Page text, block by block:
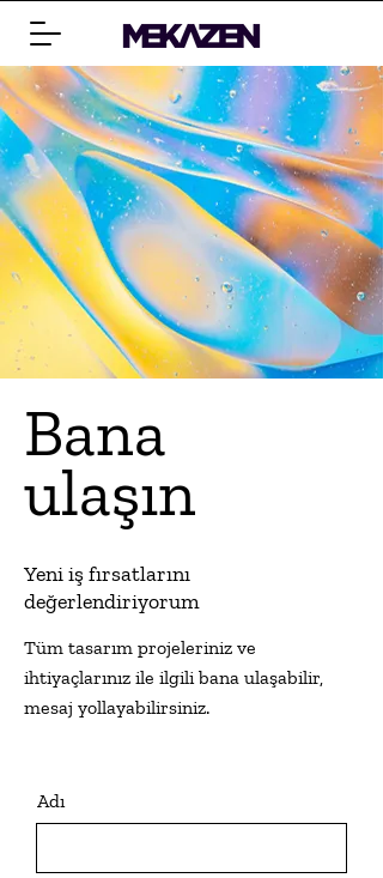
Bana
ulaşın
Yeni iş fırsatlarını
değerlendiriyorum
Tüm tasarım projeleriniz ve
ihtiyaçlarınız ile ilgili bana ulaşabilir,
mesaj yollayabilirsiniz.
Adı